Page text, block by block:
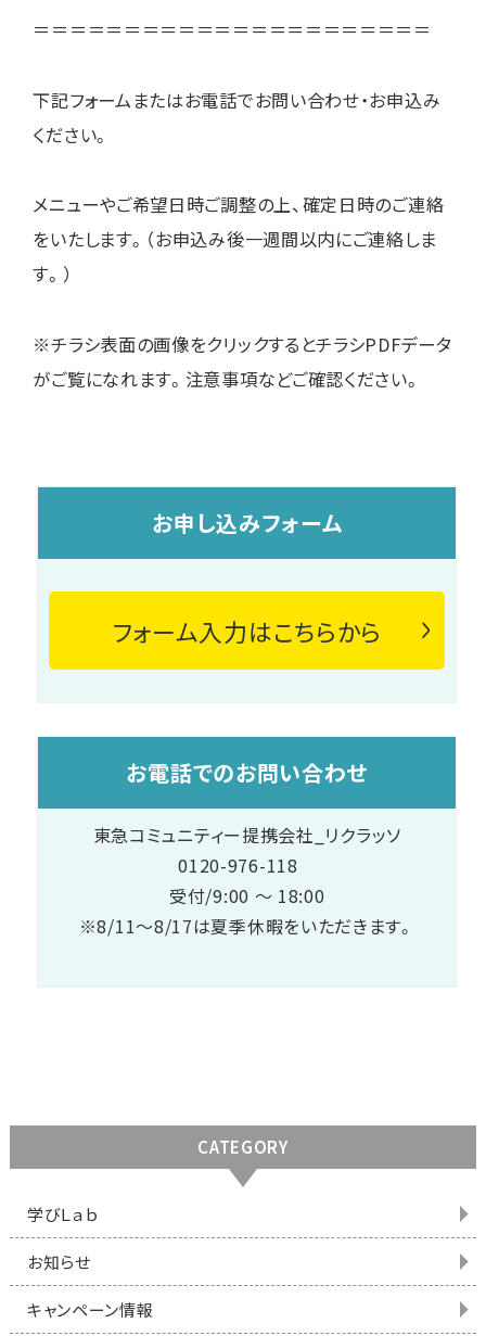
＝＝＝＝＝＝＝＝＝＝＝＝＝＝＝＝＝＝＝＝＝＝
下記フォームまたはお電話でお問い合わせ・お申込み
ください。
メニューやご希望日時ご調整の上、確定日時のご連絡
をいたします。（お申込み後一週間以内にご連絡しま
す。）
※チラシ表面の画像をクリックするとチラシPDFデータ
がご覧になれます。注意事項などご確認ください。
お申し込みフォーム
フォーム入力はこちらから
お電話でのお問い合わせ
東急コミュニティー提携会社_リクラッソ
0120-976-118
受付/9:00 ～ 18:00
※8/11～8/17は夏季休暇をいただきます。
CATEGORY
学びＬａｂ
お知らせ
キャンペーン情報